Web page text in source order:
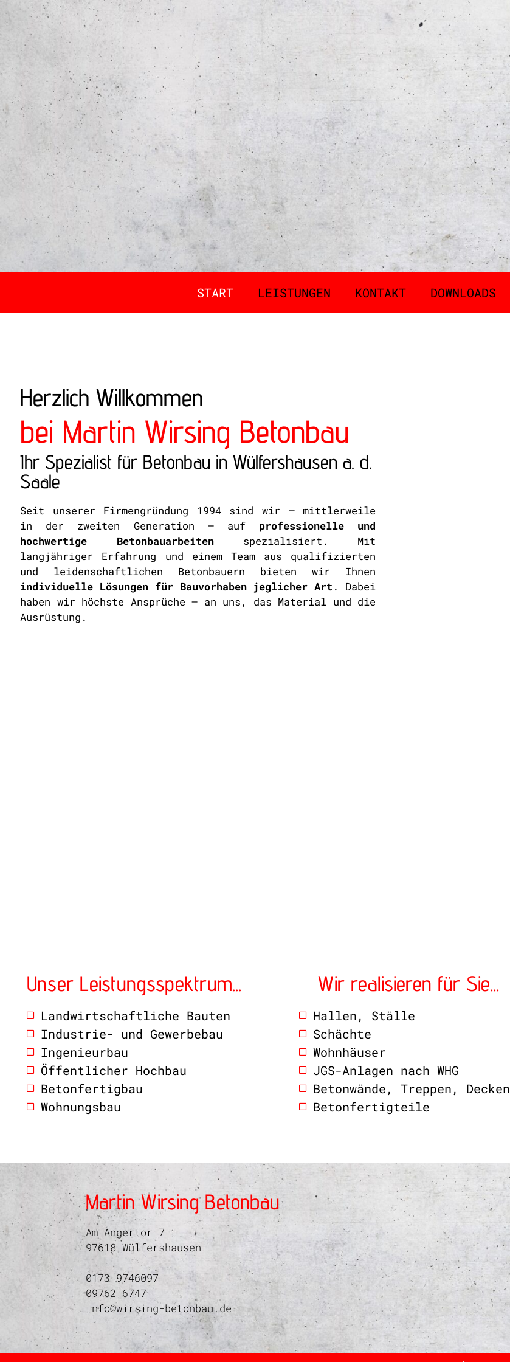
START LEISTUNGEN KONTAKT DOWNLOADS
Herzlich Willkommen
bei Martin Wirsing Betonbau
Ihr Spezialist für Betonbau in Wülfershausen a. d.
Saale
Seit unserer Firmengründung 1994 sind wir – mittlerweile
in der zweiten Generation – auf professionelle und
hochwertige Betonbauarbeitenspezialisiert. Mit
langjähriger Erfahrung und einem Team aus qualifizierten
und leidenschaftlichen Betonbauern bieten wir Ihnen
individuelle Lösungen für Bauvorhaben jeglicher Art . Dabei
haben wir höchste Ansprüche – an uns, das Material und die
Ausrüstung.
Unser Leistungsspektrum...
Landwirtschaftliche Bauten
Industrie- und Gewerbebau
Ingenieurbau
Öffentlicher Hochbau
Betonfertigbau
Wohnungsbau
Wir realisieren für Sie...
Hallen, Ställe
Schächte
Wohnhäuser
JGS-Anlagen nach WHG
Betonwände, Treppen, Decken
Betonfertigteile
Martin Wirsing Betonbau
Am Angertor 7
97618 Wülfershausen
0173 9746097
09762 6747
info@wirsing-betonbau.de